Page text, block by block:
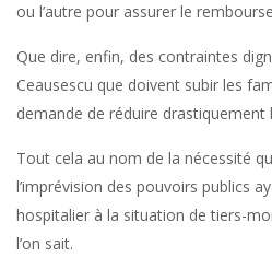
ou l’autre pour assurer le
Que dire, enfin, des contraintes
Ceausescu que doivent subir les
demande de réduire drastiquement
Tout cela au nom de la nécessité
l’imprévision des pouvoirs publics
hospitalier à la situation de tiers-
l’on sait.